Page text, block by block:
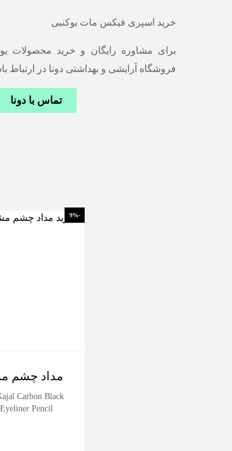
خرید اسپری فیکس مات یوکنبی
برای مشاوره رایگان و خرید محصولات
فروشگاه آرایشی و بهداشتی دونا در ارتباط
تماس با دونا
-9%
مداد چشم
Carbon Black
Pencil